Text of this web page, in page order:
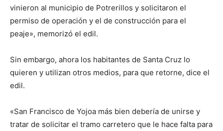
vinieron al municipio de Potrerillos y solicitaron el
permiso de operación y el de construcción para el
peaje», memorizó el edil.
Sin embargo, ahora los habitantes de Santa Cruz lo
quieren y utilizan otros medios, para que retorne, dice el
edil.
«San Francisco de Yojoa más bien debería de unirse y
tratar de solicitar el tramo carretero que le hace falta para